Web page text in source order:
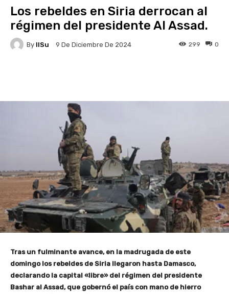
Los rebeldes en Siria derrocan al
régimen del presidente Al Assad.
By IlSu 9 De Diciembre De 2024 0
299
Tras un fulminante avance, en la madrugada de este
domingo los rebeldes de Siria llegaron hasta Damasco,
declarando la capital «libre» del régimen del presidente
Bashar al Assad, que gobernó el país con mano de hierro